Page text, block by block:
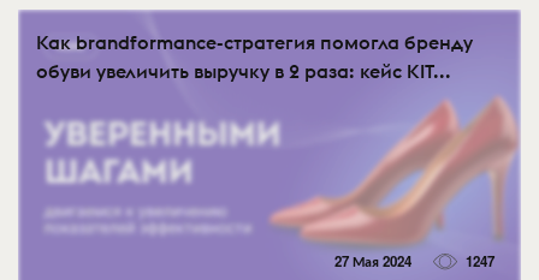
Как brandformance-стратегия помогла бренду
обуви увеличить выручку в 2 раза: кейс KIT...
27 Мая 2024 1247